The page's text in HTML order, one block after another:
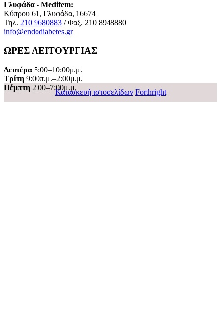
Γλυφάδα - Medifem:
Κύπρου 61, Γλυφάδα, 16674
Τηλ. 210 9680883 / Φαξ. 210 8948880
info@endodiabetes.gr
ΩΡΕΣ ΛΕΙΤΟΥΡΓΙΑΣ
Δευτέρα 5:00–10:00μ.μ.
Τρίτη 9:00π.μ.–2:00μ.μ.
Πέμπτη 2:00–7:00μ.μ.
Κατασκευή ιστοσελίδων Forthright